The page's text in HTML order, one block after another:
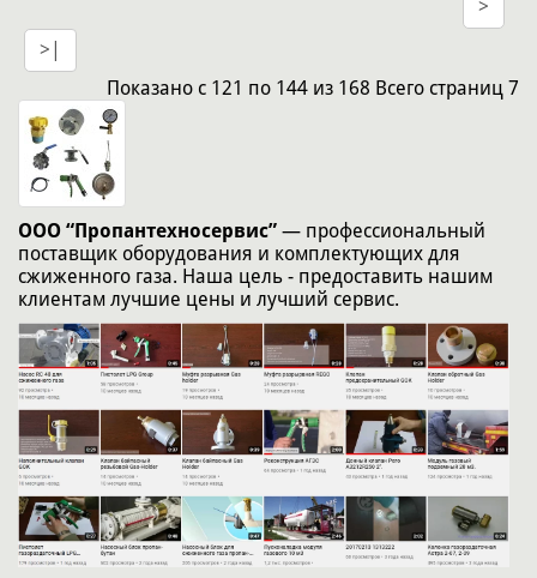
>
>|
Показано с 121 по 144 из 168 Всего страниц 7
ООО “Пропантехносервис” ― профессиональный
поставщик оборудования и комплектующих для
сжиженного газа. Наша цель - предоставить нашим
клиентам лучшие цены и лучший сервис.